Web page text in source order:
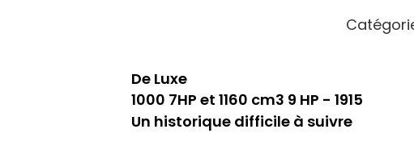
De Luxe
1000 7HP et 1160 cm3 9 HP - 1915
Un historique difficile à suivre